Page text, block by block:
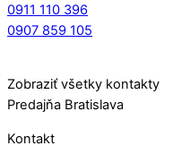
0911 110 396
0907 859 105
Zobraziť všetky kontakty
Predajňa Bratislava
Kontakt